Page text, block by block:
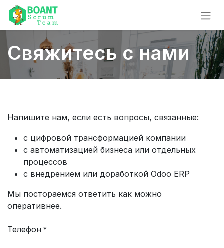
Свяжитесь с нами
Напишите нам, если есть вопросы, связанные:
с цифровой трансформацией компании
с автоматизацией бизнеса или отдельных
процессов
с внедрением или доработкой Odoo ERP
Мы постораемся ответить как можно
оперативнее.
Телефон *